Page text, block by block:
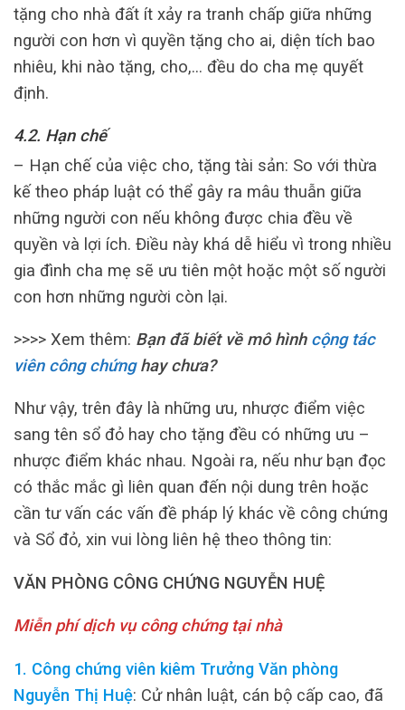
tặng cho nhà đất ít xảy ra tranh chấp giữa những
người con hơn vì quyền tặng cho ai, diện tích bao
nhiêu, khi nào tặng, cho,… đều do cha mẹ quyết
định.
4.2. Hạn chế
– Hạn chế của việc cho, tặng tài sản: So với thừa
kế theo pháp luật có thể gây ra mâu thuẫn giữa
những người con nếu không được chia đều về
quyền và lợi ích. Điều này khá dễ hiểu vì trong nhiều
gia đình cha mẹ sẽ ưu tiên một hoặc một số người
con hơn những người còn lại.
>>>> Xem thêm: Bạn đã biết về mô hình cộng tác
viên công chứnghay chưa?
Như vậy, trên đây là những ưu, nhược điểm việc
sang tên sổ đỏ hay cho tặng đều có những ưu –
nhược điểm khác nhau. Ngoài ra, nếu như bạn đọc
có thắc mắc gì liên quan đến nội dung trên hoặc
cần tư vấn các vấn đề pháp lý khác về công chứng
và Sổ đỏ, xin vui lòng liên hệ theo thông tin:
VĂN PHÒNG CÔNG CHỨNG NGUYỄN HUỆ
Miễn phí dịch vụ công chứng tại nhà
1. Công chứng viên kiêm Trưởng Văn phòng
Nguyễn Thị Huệ: Cử nhân luật, cán bộ cấp cao, đã